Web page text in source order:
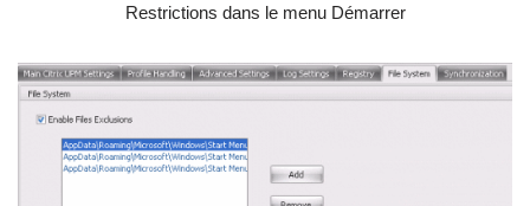
Restrictions dans le menu Démarrer